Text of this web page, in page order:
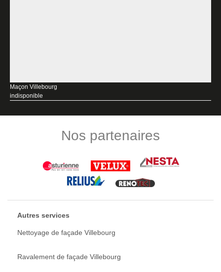
Maçon Villebourg
indisponible
Nos partenaires
Autres services
Nettoyage de façade Villebourg
Ravalement de façade Villebourg